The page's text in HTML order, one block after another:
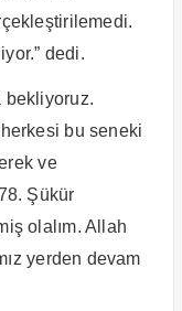
dedi.
bekliyoruz.
bu seneki
ve
Şükür
olalım. Allah
yerden devam